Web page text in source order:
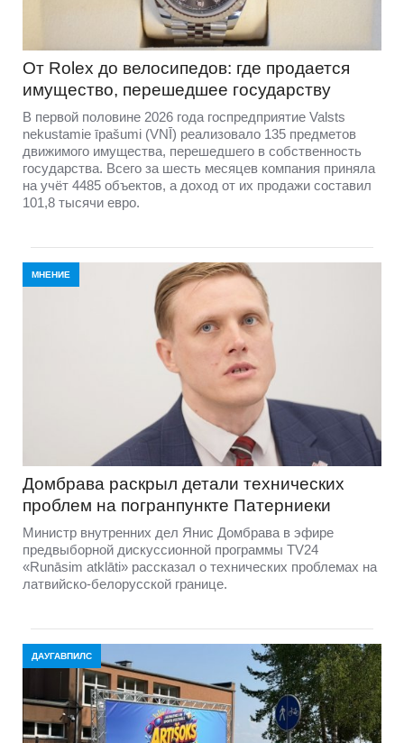
От Rolex до велосипедов: где продается
имущество, перешедшее государству
В первой половине 2026 года госпредприятие Valsts
nekustamie īpašumi (VNĪ) реализовало 135 предметов
движимого имущества, перешедшего в собственность
государства. Всего за шесть месяцев компания приняла
на учёт 4485 объектов, а доход от их продажи составил
101,8 тысячи евро.
МНЕНИЕ
Домбравa раскрыл детали технических
проблем на погранпункте Патерниеки
Министр внутренних дел Янис Домбрава в эфире
предвыборной дискуссионной программы TV24
«Runāsim atklāti» рассказал о технических проблемах на
латвийско-белорусской границе.
ДАУГАВПИЛС